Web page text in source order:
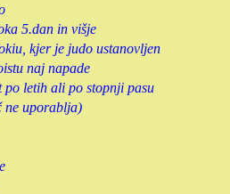
5.dan in višje
kjer je judo ustanovljen
naj napade
po letih ali po stopnji pasu
ne uporablja)